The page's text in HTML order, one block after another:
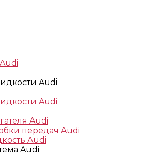
Audi
Audi
Audi
передач Audi
Audi
Audi